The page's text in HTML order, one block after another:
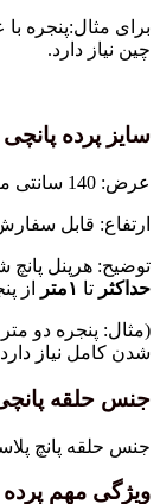
چین نیاز دارد.
سایز پرده پانچی
عرض: 140 سانتی متر بصورت صاف و بدون چین.
ارتفاع: قابل
توضیح: هرپنل پانچ شده با عرض 140
حداکثرتا۱متر از
(مثال: پنجره دو
شدن کامل نیاز دارد)
جنس حلقه پانچی
جنس حلقه پانچ
ویژگی مهم پرده